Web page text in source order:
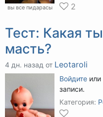
вы все пидарасы 2
Тест: Какая
масть?
4 дн. назад от Leotaroli
Войдите или
записи.
Категория: